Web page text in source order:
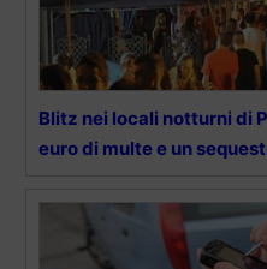
Blitz nei locali notturni di
euro di multe e un